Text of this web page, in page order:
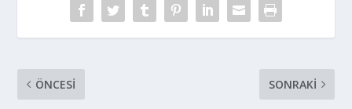
ÖNCESI SONRAKI